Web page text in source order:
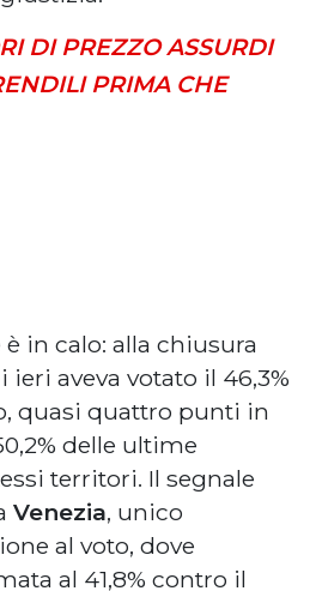
DI PREZZO ASSURDI
PRIMA CHE
in calo: alla chiusura
ieri aveva votato il 46,3%
quasi quattro punti in
delle ultime
territori. Il segnale
Venezia, unico
al voto, dove
al 41,8% contro il